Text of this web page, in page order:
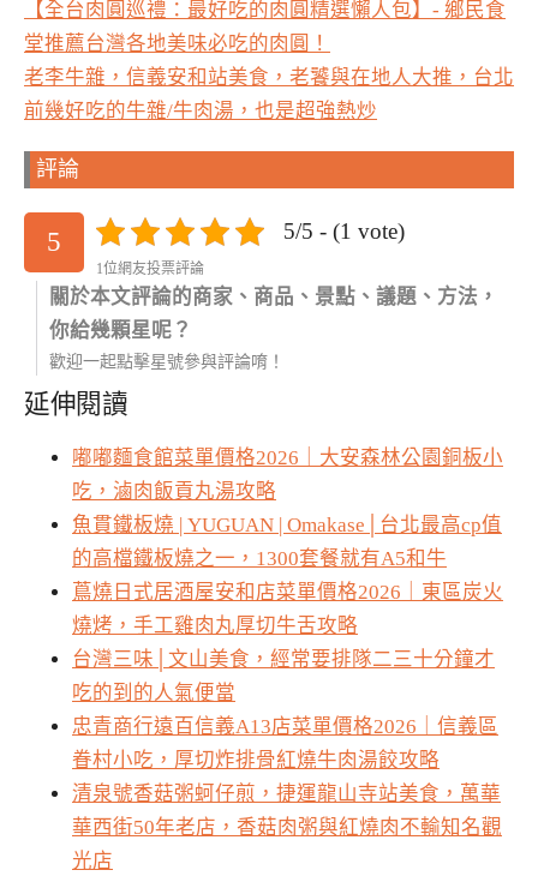
【全台肉圓巡禮：最好吃的肉圓精選懶人包】- 鄉民食
堂推薦台灣各地美味必吃的肉圓！
老李牛雜，信義安和站美食，老饕與在地人大推，台北
前幾好吃的牛雜/牛肉湯，也是超強熱炒
評論
5 5/5 - (1 vote)
1位網友投票評論
關於本文評論的商家、商品、景點、議題、方法，
你給幾顆星呢？
歡迎一起點擊星號參與評論唷！
延伸閱讀
嘟嘟麵食館菜單價格2026｜大安森林公園銅板小
吃，滷肉飯貢丸湯攻略
魚貫鐵板燒 | YUGUAN | Omakase│台北最高cp值
的高檔鐵板燒之一，1300套餐就有A5和牛
蔦燒日式居酒屋安和店菜單價格2026｜東區炭火
燒烤，手工雞肉丸厚切牛舌攻略
台灣三味│文山美食，經常要排隊二三十分鐘才
吃的到的人氣便當
忠青商行遠百信義A13店菜單價格2026｜信義區
眷村小吃，厚切炸排骨紅燒牛肉湯餃攻略
清泉號香菇粥蚵仔煎，捷運龍山寺站美食，萬華
華西街50年老店，香菇肉粥與紅燒肉不輸知名觀
光店